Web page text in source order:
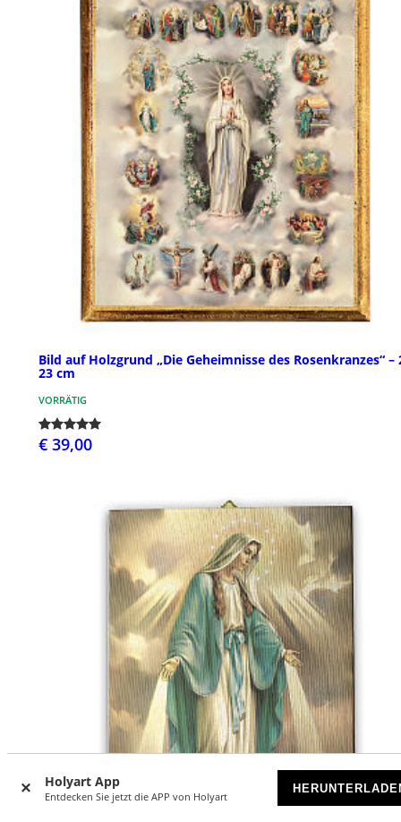
Holyart App
Entdecken Sie jetzt die APP von Holyart
Bild auf Holzgrund „Die Geheimnisse des Rosenkranzes“ –
23 cm
VORRÄTIG
€ 39,00